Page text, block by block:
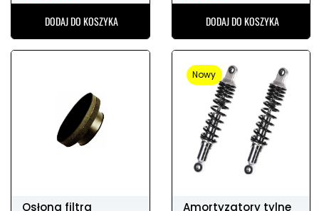
DODAJ DO KOSZYKA DODAJ DO KOSZYKA
Osłona filtra
Nowy
Amortyzatory tylne